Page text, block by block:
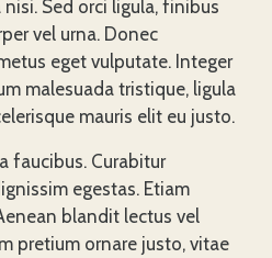
Sed orci ligula, finibus
vel urna. Donec
eget vulputate. Integer
malesuada tristique, ligula
mauris elit eu justo.
faucibus. Curabitur
egestas. Etiam
blandit lectus vel
pretium ornare justo, vitae